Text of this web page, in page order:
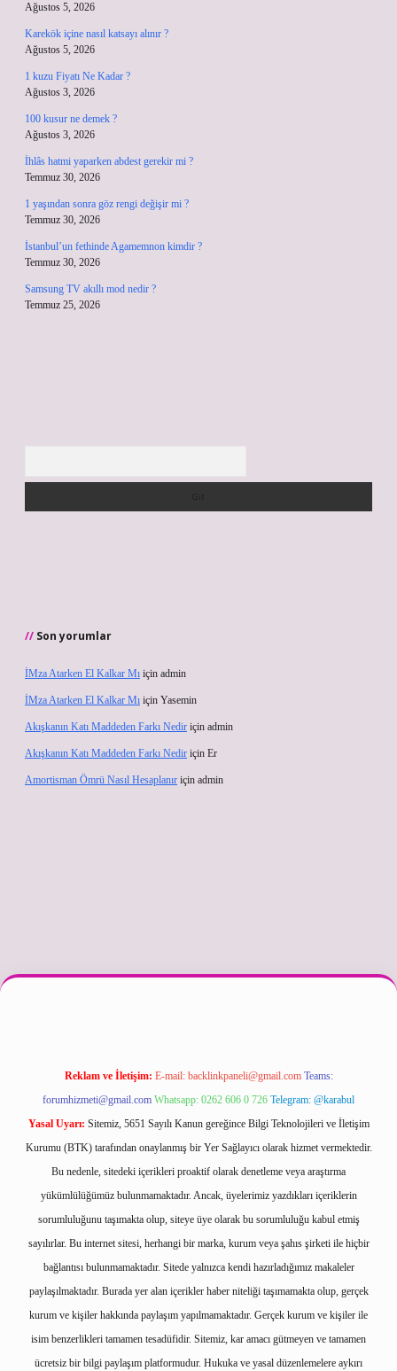
Ağustos 5, 2026
Karekök içine nasıl katsayı alınır ?
Ağustos 5, 2026
1 kuzu Fiyatı Ne Kadar ?
Ağustos 3, 2026
100 kusur ne demek ?
Ağustos 3, 2026
İhlâs hatmi yaparken abdest gerekir mi ?
Temmuz 30, 2026
1 yaşından sonra göz rengi değişir mi ?
Temmuz 30, 2026
İstanbul’un fethinde Agamemnon kimdir ?
Temmuz 30, 2026
Samsung TV akıllı mod nedir ?
Temmuz 25, 2026
Son yorumlar
İMza Atarken El Kalkar Mı için admin
İMza Atarken El Kalkar Mı için Yasemin
Akışkanın Katı Maddeden Farkı Nedir için admin
Akışkanın Katı Maddeden Farkı Nedir için Er
Amortisman Ömrü Nasıl Hesaplanır için admin
güncel
Reklam ve İletişim: E-mail: backlinkpaneli@gmail.com Teams:
forumhizmeti@gmail.com Whatsapp: 0262 606 0 726 Telegram: @karabul
Yasal Uyarı: Sitemiz, 5651 Sayılı Kanun gereğince Bilgi Teknolojileri ve İletişim
Kurumu (BTK) tarafından onaylanmış bir Yer Sağlayıcı olarak hizmet vermektedir.
Bu nedenle, sitedeki içerikleri proaktif olarak denetleme veya araştırma
yükümlülüğümüz bulunmamaktadır. Ancak, üyelerimiz yazdıkları içeriklerin
sorumluluğunu taşımakta olup, siteye üye olarak bu sorumluluğu kabul etmiş
sayılırlar. Bu internet sitesi, herhangi bir marka, kurum veya şahıs şirketi ile hiçbir
bağlantısı bulunmamaktadır. Sitede yalnızca kendi hazırladığımız makaleler
paylaşılmaktadır. Burada yer alan içerikler haber niteliği taşımamakta olup, gerçek
kurum ve kişiler hakkında paylaşım yapılmamaktadır. Gerçek kurum ve kişiler ile
isim benzerlikleri tamamen tesadüfidir. Sitemiz, kar amacı gütmeyen ve tamamen
ücretsiz bir bilgi paylaşım platformudur. Hukuka ve yasal düzenlemelere aykırı